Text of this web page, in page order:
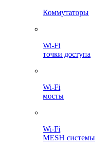
Коммутаторы
Wi-Fi
точки доступа
Wi-Fi
мосты
Wi-Fi
MESH системы